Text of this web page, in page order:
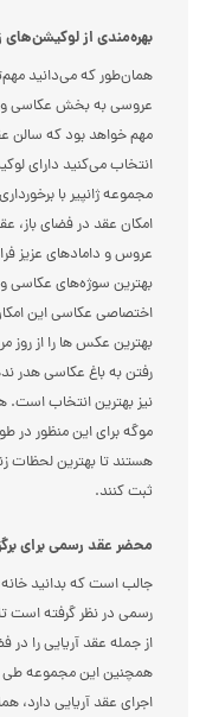
بهره‌مندی از
همان‌طور که می‌دانید
عروسی به بخش عکاسی و
مهم خواهد بود که سالن
انتخاب می‌کنید دارای
مجموعه ژانپیر با
امکان عقد در فضای باز،
عروس و داماد‌های عزیز
بهترین سوژه‌های عکاسی و
اختصاصی عکاسی این
بهترین عکس ها را از روز
رفتن به باغ عکاسی هدر
نیز بهترین انتخاب
موگه برای این منظور در
هستند تا بهترین لحظات
ثبت کنند.
محضر عقد رسمی برای
جالب است که بدانید
رسمی در نظر گرفته است
از جمله عقد آریایی را
همچنین این مجموعه طی
اجرای عقد آریایی دارد،